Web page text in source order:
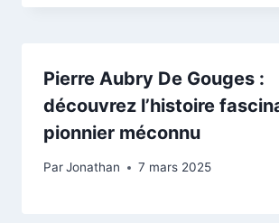
Pierre Aubry De Gouges :
découvrez l’histoire
pionnier méconnu
ParJonathan 7 mars 2025